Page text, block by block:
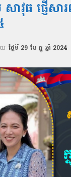
វុធ ផ្ញើសា
យ ថ្ងៃទី 29 ខែ ធ្នូ ឆ្នាំ 2024